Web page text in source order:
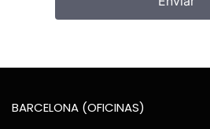
BARCELONA (OFICINAS)